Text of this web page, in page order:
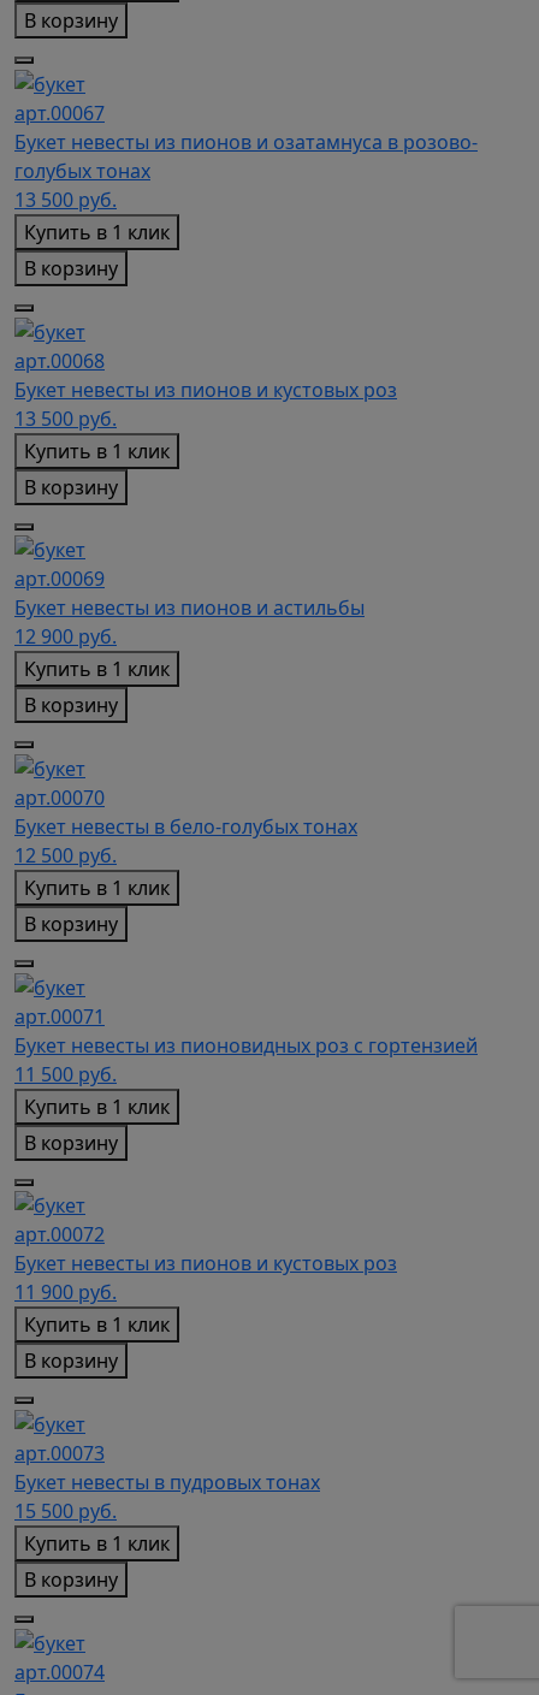
В корзину
арт.00067
Букет невесты из пионов и озатамнуса в розово-
голубых тонах
13 500 руб.
Купить в 1 клик
В корзину
арт.00068
Букет невесты из пионов и кустовых роз
13 500 руб.
Купить в 1 клик
В корзину
арт.00069
Букет невесты из пионов и астильбы
12 900 руб.
Купить в 1 клик
В корзину
арт.00070
Букет невесты в бело-голубых тонах
12 500 руб.
Купить в 1 клик
В корзину
арт.00071
Букет невесты из пионовидных роз с гортензией
11 500 руб.
Купить в 1 клик
В корзину
арт.00072
Букет невесты из пионов и кустовых роз
11 900 руб.
Купить в 1 клик
В корзину
арт.00073
Букет невесты в пудровых тонах
15 500 руб.
Купить в 1 клик
В корзину
арт.00074